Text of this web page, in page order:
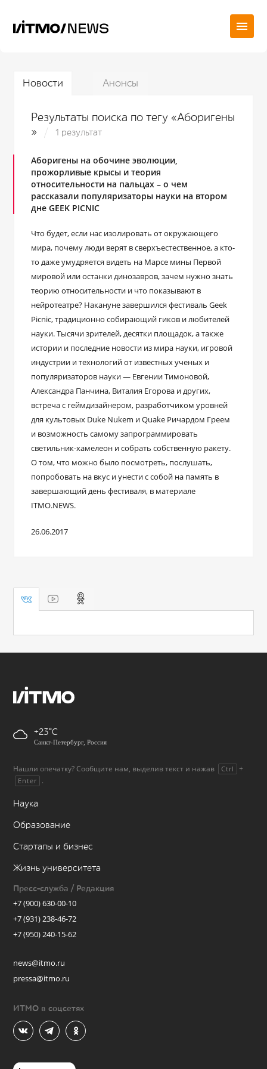
Новости Анонсы
Результаты поиска по тегу «Аборигены
»
1 результат
Аборигены на обочине эволюции,
прожорливые крысы и теория
относительности на пальцах – о чем
рассказали популяризаторы науки на втором
дне GEEK PICNIC
Что будет, если нас изолировать от окружающего
мира, почему люди верят в сверхъестественное, а кто-
то даже умудряется видеть на Марсе мины Первой
мировой или останки динозавров, зачем нужно знать
теорию относительности и что показывают в
нейротеатре? Накануне завершился фестиваль Geek
Picnic, традиционно собирающий гиков и любителей
науки. Тысячи зрителей, десятки площадок, а также
истории и последние новости из мира науки, игровой
индустрии и технологий от известных ученых и
популяризаторов науки — Евгении Тимоновой,
Александра Панчина, Виталия Егорова и других,
встреча с геймдизайнером, разработчиком уровней
для культовых Duke Nukem и Quake Ричардом Греем
и возможность самому запрограммировать
светильник-хамелеон и собрать собственную ракету.
О том, что можно было посмотреть, послушать,
попробовать на вкус и унести с собой на память в
завершающий день фестиваля, в материале
ITMO.NEWS.
26.06.2017
+23
Санкт-Петербург, Россия
Нашли опечатку? Сообщите нам, выделив текст и нажав Ctrl +
Enter .
Наука
Образование
Стартапы и бизнес
Жизнь университета
Пресс-служба / Редакция
+7 (900) 630-00-10
+7 (931) 238-46-72
+7 (950) 240-15-62
news@itmo.ru
pressa@itmo.ru
ИТМО в соцсетях